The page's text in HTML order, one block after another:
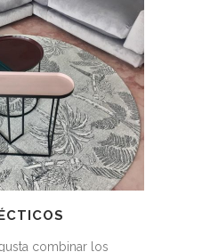
combinar los